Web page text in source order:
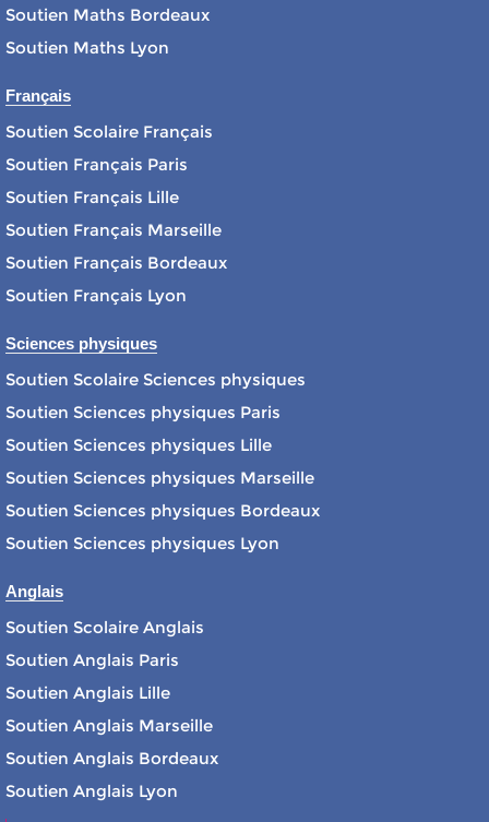
Soutien Maths Bordeaux
Soutien Maths Lyon
Français
Soutien Scolaire Français
Soutien Français Paris
Soutien Français Lille
Soutien Français Marseille
Soutien Français Bordeaux
Soutien Français Lyon
Sciences physiques
Soutien Scolaire Sciences physiques
Soutien Sciences physiques Paris
Soutien Sciences physiques Lille
Soutien Sciences physiques Marseille
Soutien Sciences physiques Bordeaux
Soutien Sciences physiques Lyon
Anglais
Soutien Scolaire Anglais
Soutien Anglais Paris
Soutien Anglais Lille
Soutien Anglais Marseille
Soutien Anglais Bordeaux
Soutien Anglais Lyon